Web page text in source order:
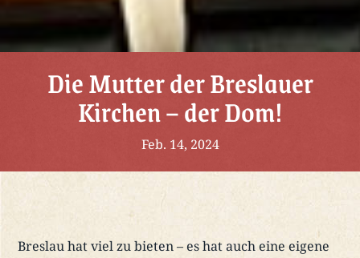
Die Mutter der Breslauer
Kirchen – der Dom!
Feb. 14, 2024
Breslau hat viel zu bieten – es hat auch eine eigene